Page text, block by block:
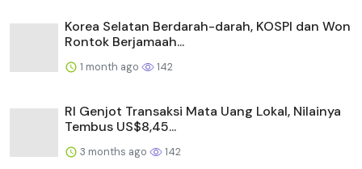
Korea Selatan Berdarah-darah, KOSPI dan Won
Rontok Berjamaah...
1 month ago 142
RI Genjot Transaksi Mata Uang Lokal, Nilainya
Tembus US$8,45...
3 months ago 142